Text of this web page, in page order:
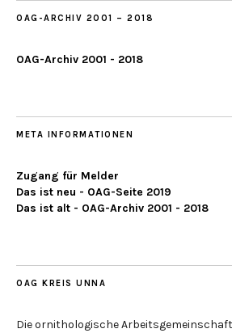
OAG-ARCHIV 2001 – 2018
OAG-Archiv 2001 - 2018
META INFORMATIONEN
Zugang für Melder
Das ist neu - OAG-Seite 2019
Das ist alt - OAG-Archiv 2001 - 2018
OAG KREIS UNNA
Die ornithologische